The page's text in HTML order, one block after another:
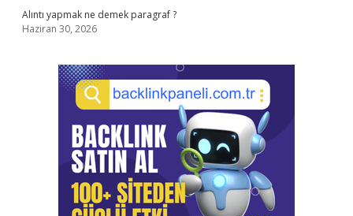
Alıntı yapmak ne demek paragraf ?
Haziran 30, 2026